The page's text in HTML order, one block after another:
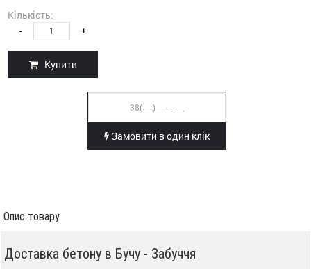
Кількість:
- +
Купити
Замовити в один клік
Опис товару
Доставка бетону в Бучу - Забуччя